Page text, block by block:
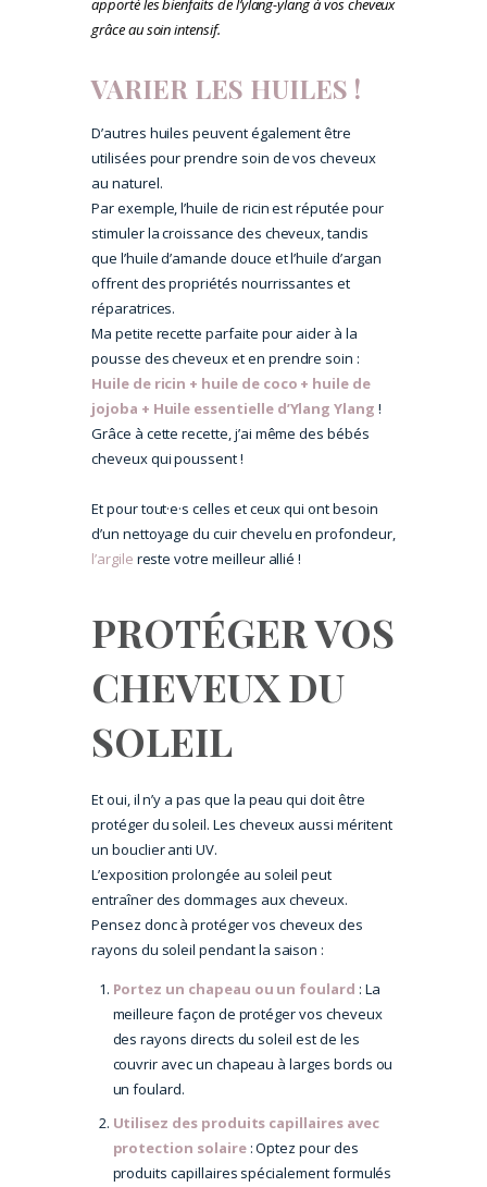
apporté les bienfaits de l’ylang-ylang à vos cheveux
grâce au soin intensif.
VARIER LES HUILES !
D’autres huiles peuvent également être
utilisées pour prendre soin de vos cheveux
au naturel.
Par exemple, l’huile de ricin est réputée pour
stimuler la croissance des cheveux, tandis
que l’huile d’amande douce et l’huile d’argan
offrent des propriétés nourrissantes et
réparatrices.
Ma petite recette parfaite pour aider à la
pousse des cheveux et en prendre soin :
Huile de ricin + huile de coco + huile de
jojoba + Huile essentielle d’Ylang Ylang !
Grâce à cette recette, j’ai même des bébés
cheveux qui poussent !
Et pour tout·e·s celles et ceux qui ont besoin
d’un nettoyage du cuir chevelu en profondeur,
l’argile reste votre meilleur allié !
PROTÉGER VOS
CHEVEUX DU
SOLEIL
Et oui, il n’y a pas que la peau qui doit être
protéger du soleil. Les cheveux aussi méritent
un bouclier anti UV.
L’exposition prolongée au soleil peut
entraîner des dommages aux cheveux.
Pensez donc à protéger vos cheveux des
rayons du soleil pendant la saison :
Portez un chapeau ou un foulard : La
meilleure façon de protéger vos cheveux
des rayons directs du soleil est de les
couvrir avec un chapeau à larges bords ou
un foulard.
Utilisez des produits capillaires avec
protection solaire: Optez pour des
produits capillaires spécialement formulés